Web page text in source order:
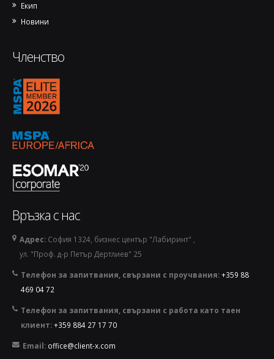
Екип
Новини
Членство
1770144973889-removebg-preview.png
Връзка с нас
Адрес: София 1324, бизнес център "Лабиринт" ,
ул. "Проф. д-р Петър Дертлиев" 25
Телефон за запитвания, свързани с проучвания:+359 88
469 04 72
Телефон за запитвания, свързани с работа като таен
клиент:+359 884 27 17 70
Email: office@client-x.com